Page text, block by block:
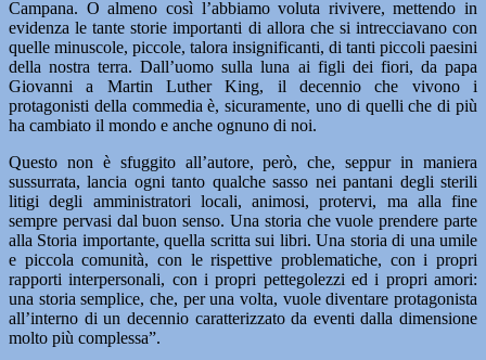
Campana. O almeno così l’abbiamo voluta rivivere, mettendo in
evidenza le tante storie importanti di allora che si intrecciavano con
quelle minuscole, piccole, talora insignificanti, di tanti piccoli paesini
della nostra terra. Dall’uomo sulla luna ai figli dei fiori, da papa
Giovanni a Martin Luther King, il decennio che vivono i
protagonisti della commedia è, sicuramente, uno di quelli che di più
ha cambiato il mondo e anche ognuno di noi.
Questo non è sfuggito all’autore, però, che, seppur in maniera
sussurrata, lancia ogni tanto qualche sasso nei pantani degli sterili
litigi degli amministratori locali, animosi, protervi, ma alla fine
sempre pervasi dal buon senso. Una storia che vuole prendere parte
alla Storia importante, quella scritta sui libri. Una storia di una umile
e piccola comunità, con le rispettive problematiche, con i propri
rapporti interpersonali, con i propri pettegolezzi ed i propri amori:
una storia semplice, che, per una volta, vuole diventare protagonista
all’interno di un decennio caratterizzato da eventi dalla dimensione
molto più complessa”.